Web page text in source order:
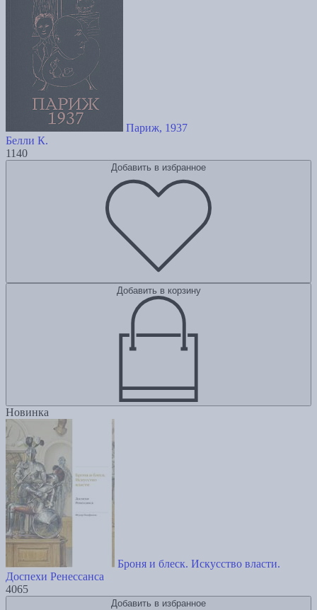
Париж, 1937
Белли К.
1140
Добавить в избранное
Добавить в корзину
Новинка
Броня и блеск. Искусство власти.
Доспехи Ренессанса
4065
Добавить в избранное